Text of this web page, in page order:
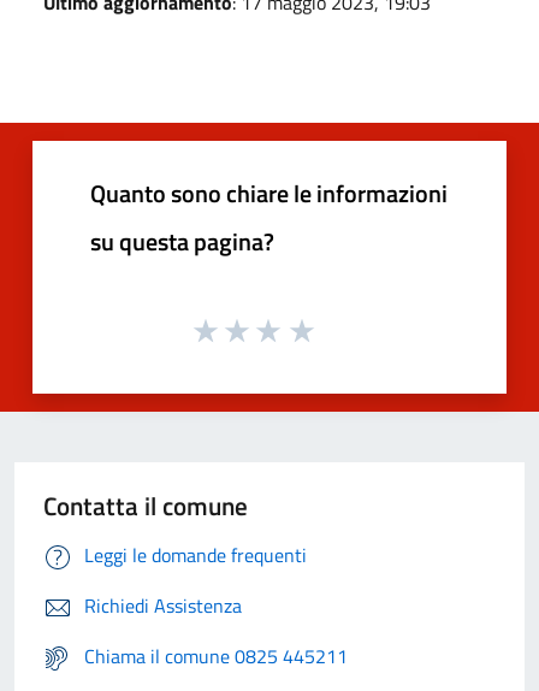
Quanto sono chiare le informazioni
su questa pagina?
Contatta il comune
Leggi le domande frequenti
Richiedi Assistenza
Chiama il comune 0825 445211